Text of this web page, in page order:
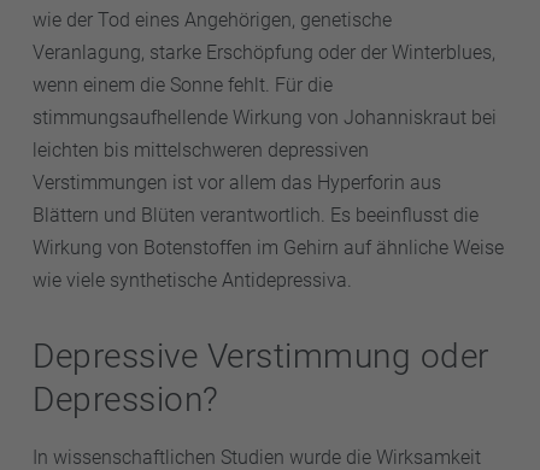
wie der Tod eines Angehörigen, genetische
Veranlagung, starke Erschöpfung oder der Winterblues,
wenn einem die Sonne fehlt. Für die
stimmungsaufhellende Wirkung von Johanniskraut bei
leichten bis mittelschweren depressiven
Verstimmungen ist vor allem das Hyperforin aus
Blättern und Blüten verantwortlich. Es beeinflusst die
Wirkung von Botenstoffen im Gehirn auf ähnliche Weise
wie viele synthetische Antidepressiva.
Depressive Verstimmung oder
Depression?
In wissenschaftlichen Studien wurde die Wirksamkeit